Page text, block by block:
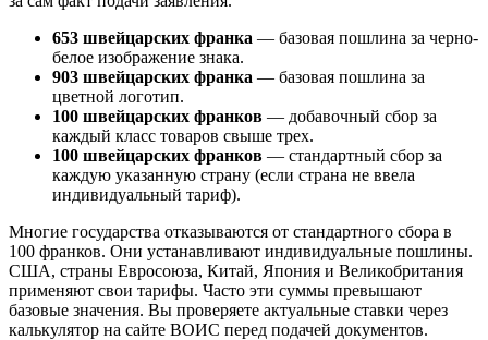
653 швейцарских франка — базовая пошлина за черно-
белое изображение знака.
903 швейцарских франка — базовая пошлина за
цветной логотип.
100 швейцарских франков — добавочный сбор за
каждый класс товаров свыше трех.
100 швейцарских франков — стандартный сбор за
каждую указанную страну (если страна не ввела
индивидуальный тариф).
Многие государства отказываются от стандартного сбора в
100 франков. Они устанавливают индивидуальные пошлины.
США, страны Евросоюза, Китай, Япония и Великобритания
применяют свои тарифы. Часто эти суммы превышают
базовые значения. Вы проверяете актуальные ставки через
калькулятор на сайте ВОИС перед подачей документов.